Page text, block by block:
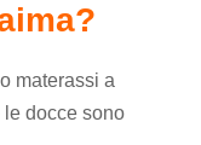
materassi a
le docce sono